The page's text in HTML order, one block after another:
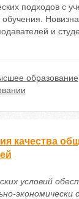
подходов с
и
образование
качества
условий
экономически